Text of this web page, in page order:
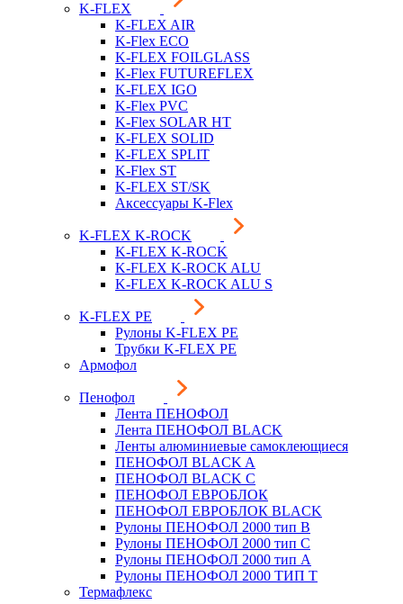
K-FLEX
K-FLEX AIR
K-Flex ECO
K-FLEX FOILGLASS
K-Flex FUTUREFLEX
K-FLEX IGO
K-Flex PVC
K-Flex SOLAR HT
K-FLEX SOLID
K-FLEX SPLIT
K-Flex ST
K-FLEX ST/SK
Аксессуары K-Flex
K-FLEX K-ROCK
K-FLEX K-ROCK
K-FLEX K-ROCK ALU
K-FLEX K-ROCK ALU S
K-FLEX PE
Рулоны K-FLEX PE
Трубки K-FLEX PE
Армофол
Пенофол
Лента ПЕНОФОЛ
Лента ПЕНОФОЛ BLACK
Ленты алюминиевые самоклеющиеся
ПЕНОФОЛ BLACK A
ПЕНОФОЛ BLACK С
ПЕНОФОЛ ЕВРОБЛОК
ПЕНОФОЛ ЕВРОБЛОК BLACK
Рулоны ПЕНОФОЛ 2000 тип B
Рулоны ПЕНОФОЛ 2000 тип C
Рулоны ПЕНОФОЛ 2000 тип А
Рулоны ПЕНОФОЛ 2000 ТИП Т
Термафлекс